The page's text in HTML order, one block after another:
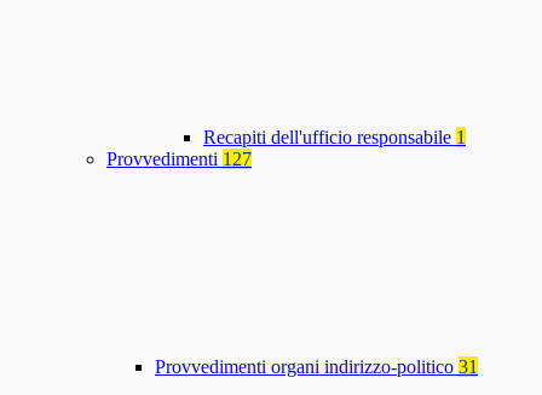
Recapiti dell'ufficio responsabile 1
Provvedimenti 127
Provvedimenti organi indirizzo-politico 31